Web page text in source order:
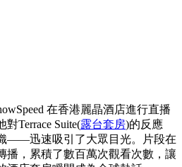
在香港麗晶酒店進行直播
Terrace Suite(露台套房)的反應
——迅速吸引了大眾目光。片段在
播，累積了數百萬次觀看次數，讓